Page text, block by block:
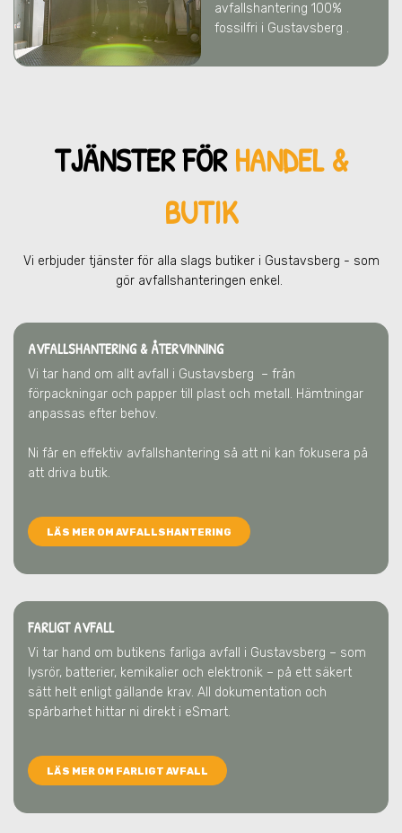
avfallshantering 100%
fossilfri i Gustavsberg .
TJÄNSTER FÖRHANDEL &
BUTIK
Vi erbjuder tjänster för alla slags butiker i Gustavsberg - som
gör avfallshanteringen enkel.
AVFALLSHANTERING & ÅTERVINNING
Vi tar hand om allt avfall i Gustavsberg – från
förpackningar och papper till plast och metall. Hämtningar
anpassas efter behov.
Ni får en effektiv avfallshantering så att ni kan fokusera på
att driva butik.
LÄS MER OM AVFALLSHANTERING
FARLIGT AVFALL
Vi tar hand om butikens farliga avfall i Gustavsberg – som
lysrör, batterier, kemikalier och elektronik – på ett säkert
sätt helt enligt gällande krav. All dokumentation och
spårbarhet hittar ni direkt i eSmart.
LÄS MER OM FARLIGT AVFALL